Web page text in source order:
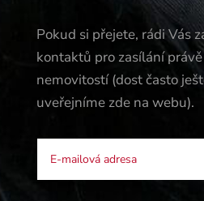
Pokud si přejete, rádi Vás
kontaktů pro zasílání
nemovitostí (dost často
uveřejníme zde na webu).